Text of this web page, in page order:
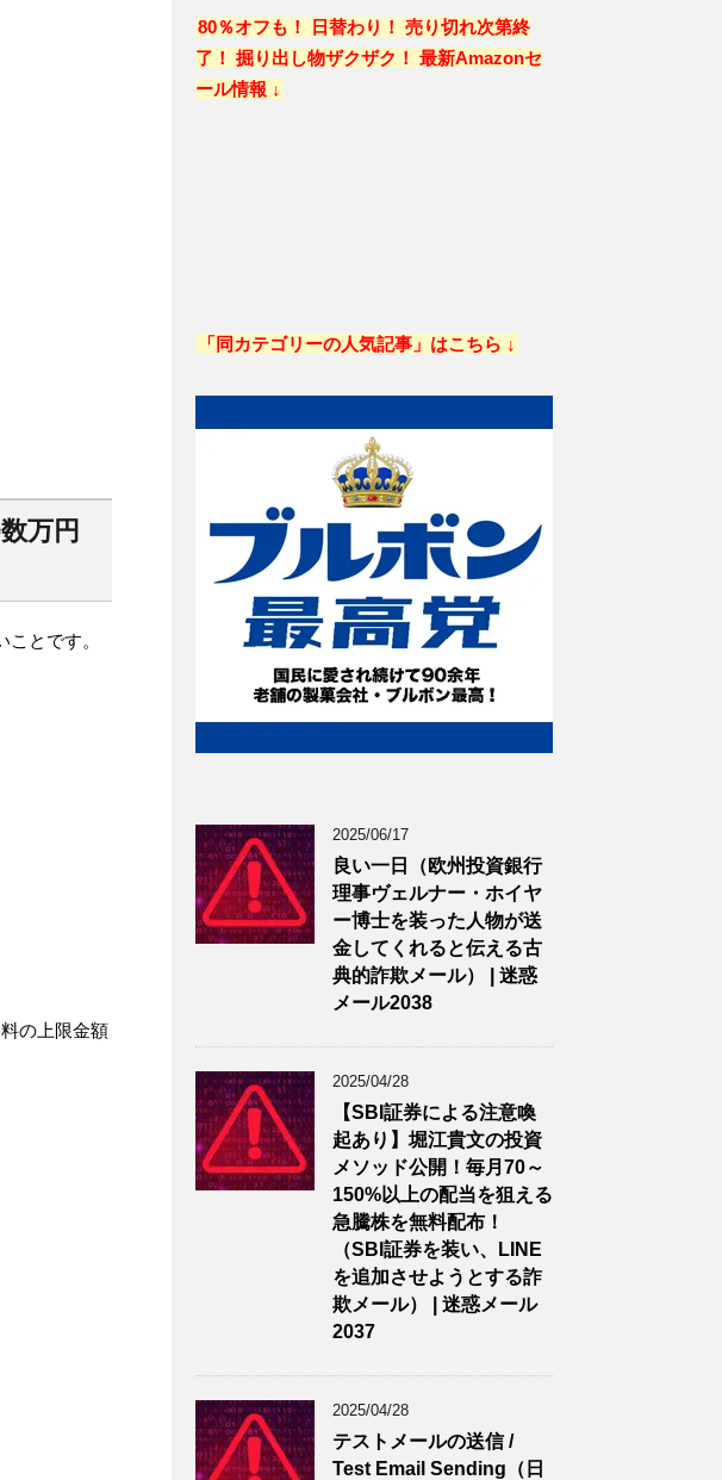
万円
とです。
の上限金額
80％オフも！ 日替わり！ 売り切れ次第終
了！ 掘り出し物ザクザク！ 最新Amazonセ
ール情報 ↓
「同カテゴリーの人気記事」はこちら ↓
2025/06/17
良い一日（欧州投資銀行
理事ヴェルナー・ホイヤ
ー博士を装った人物が送
金してくれると伝える古
典的詐欺メール） | 迷惑
メール2038
2025/04/28
【SBI証券による注意喚
起あり】堀江貴文の投資
メソッド公開！毎月70～
150%以上の配当を狙える
急騰株を無料配布！
（SBI証券を装い、LINE
を追加させようとする詐
欺メール） | 迷惑メール
2037
2025/04/28
テストメールの送信 /
Test Email Sending（日